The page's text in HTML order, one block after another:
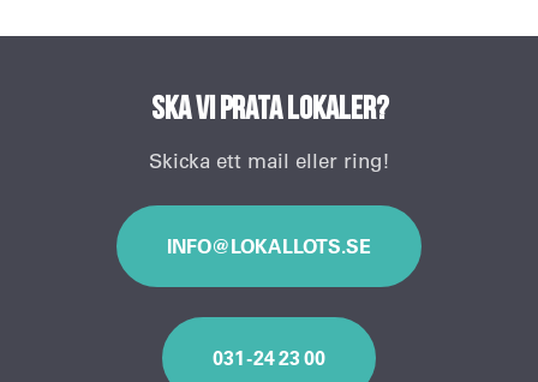
Ska vi prata lokaler?
Skicka ett mail eller ring!
INFO@LOKALLOTS.SE
031 - 24 23 00